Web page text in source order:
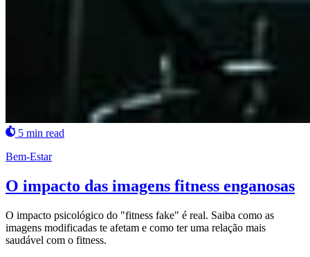
5 min read
Bem-Estar
O impacto das imagens fitness enganosas
O impacto psicológico do "fitness fake" é real. Saiba como as
imagens modificadas te afetam e como ter uma relação mais
saudável com o fitness.